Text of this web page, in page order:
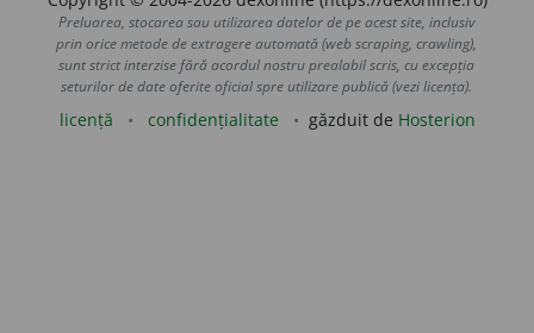
Preluarea, stocarea sau utilizarea datelor de pe acest site, inclusiv
prin orice metode de extragere automată (web scraping, crawling),
sunt strict interzise fără acordul nostru prealabil scris, cu excepția
seturilor de date oferite oficial spre utilizare publică (vezi licența).
licență confidențialitate găzduit de Hosterion